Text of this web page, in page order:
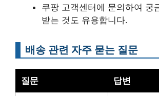
쿠팡 고객센터에 문의하여 궁
받는 것도 유용합니다.
배송 관련 자주 묻는 질문
질문 답변